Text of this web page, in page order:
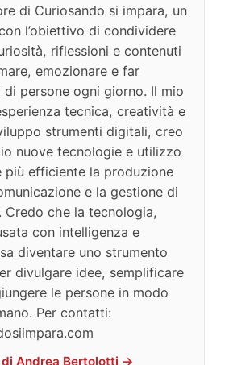
di Curiosando si impara, un
l’obiettivo di condividere
riflessioni e contenuti
emozionare e far
di persone ogni giorno. Il mio
tecnica, creatività e
strumenti digitali, creo
nuove tecnologie e utilizzo
più efficiente la produzione
e la gestione di
Credo che la tecnologia,
con intelligenza e
diventare uno strumento
divulgare idee, semplificare
le persone in modo
Per contatti:
Andrea Bertolotti →